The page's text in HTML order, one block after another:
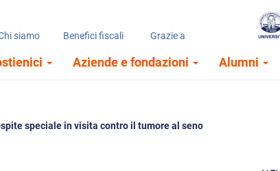
siamo Benefici fiscali Grazie a
Aziende e fondazioni Alumni
speciale in visita contro il tumore al seno